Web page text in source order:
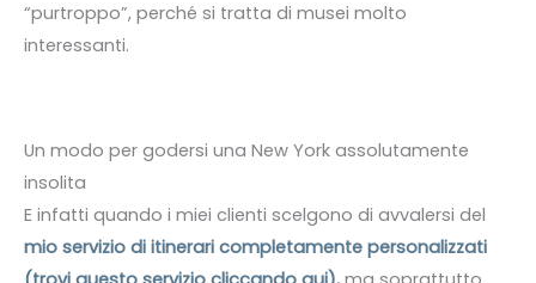
“purtroppo”, perché si tratta di musei molto
interessanti.
Un modo per godersi una New York assolutamente
insolita
E infatti quando i miei clienti scelgono di avvalersi del
mio servizio di itinerari completamente personalizzati